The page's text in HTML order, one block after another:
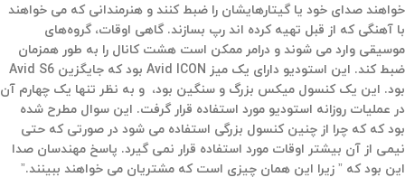
خواهند صدای خود یا گیتارهایشان را ضبط کنند و هنرمندانی که می خواهند
با آهنگی که از قبل تهیه کرده اند رپ بسازند. گاهی اوقات، گروه‌های
موسیقی وارد می شوند و درامر ممکن است هشت کانال را به طور همزمان
ضبط کند. این استودیو دارای یک میز Avid ICON بود که جایگزین Avid S6
بود. این یک کنسول میکس بزرگ و سنگین بود، و به نظر تنها یک چهارم آن
در عملیات روزانه استودیو مورد استفاده قرار گرفت. این سوال مطرح شده
بود که که چرا از چنین کنسول بزرگی استفاده می شود در صورتی که حتی
نیمی از آن بیشتر اوقات مورد استفاده قرار نمی گیرد. پاسخ مهندسان صدا
این بود که ” زیرا این همان چیزی است که مشتریان می خواهند ببینند.”